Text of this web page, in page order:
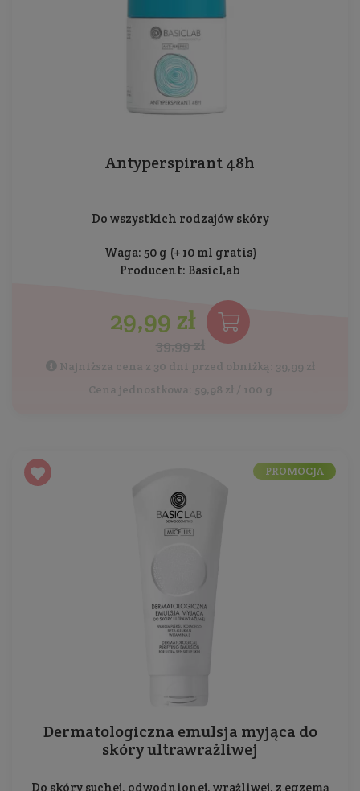
Antyperspirant 48h
Do wszystkich rodzajów skóry
Waga: 50 g (+ 10 ml gratis)
Producent: BasicLab
29,99 zł
39,99 zł
Najniższa cena z 30 dni przed obniżką: 39,99 zł
Cena jednostkowa: 59,98 zł / 100 g
Dermatologiczna emulsja myjąca do
skóry ultrawrażliwej
Do skóry suchej, odwodnionej, wrażliwej, z egzemą
PROMOCJA